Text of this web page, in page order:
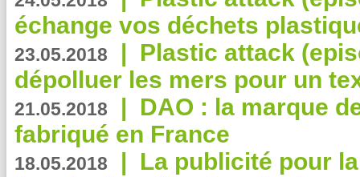
échange vos déchets
23.05.2018 | Plastic attack
dépolluer les mers pour un
21.05.2018 | DAO : la marque
fabriqué en France
18.05.2018 | La publicité pour